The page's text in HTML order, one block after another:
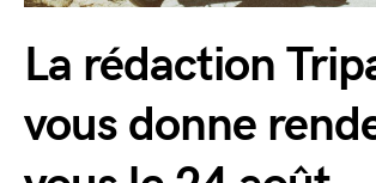
La rédaction
vous donne